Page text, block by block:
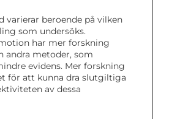
varierar beroende på vilken
som undersöks.
har mer forskning
andra metoder, som
evidens. Mer forskning
för att kunna dra slutgiltiga
av dessa